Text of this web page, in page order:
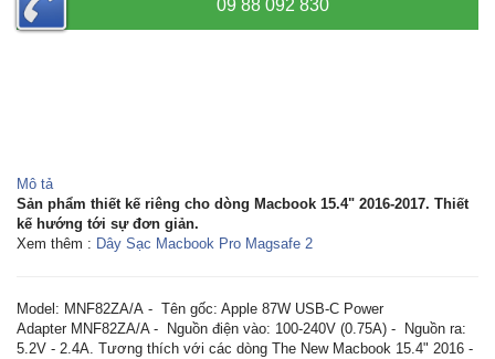
09 88 092 830
Mô tả
Sản phẩm thiết kế riêng cho dòng Macbook 15.4" 2016-2017. Thiết
kế hướng tới sự đơn giản.
Xem thêm : Dây Sạc Macbook Pro Magsafe 2
Model: MNF82ZA/A - Tên gốc: Apple 87W USB-C Power
Adapter MNF82ZA/A - Nguồn điện vào: 100-240V (0.75A) - Nguồn ra:
5.2V - 2.4A. Tương thích với các dòng The New Macbook 15.4" 2016 -